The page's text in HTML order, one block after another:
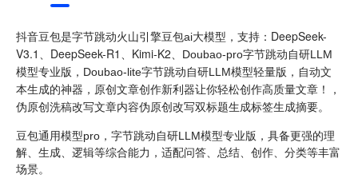
抖音豆包是字节跳动火山引擎豆包ai大模型， 支持：DeepSeek-
V3.1、DeepSeek-R1、Kimi-K2、
Doubao-pro字节跳动自研LLM
模型专业版，Doubao-lite字节跳动自研LLM模型轻量版，自动文
本生成的神器，原创文章创作新利器让你轻松创作高质量文章！，
伪原创洗稿改写文章内容伪原创改写双标题生成标签生成摘要。
豆包通用模型pro，字节跳动自研LLM模型专业版，具备更强的理
解、生成、逻辑等综合能力，适配问答、总结、创作、分类等丰富
场景。